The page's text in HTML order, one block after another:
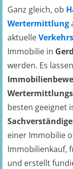
Ganz gleich, ob
Wertermittlung
aktuelle
Immobilie in
werden. Es
besten geeignet
einer Immobilie
Immobilienkauf,
und erstellt